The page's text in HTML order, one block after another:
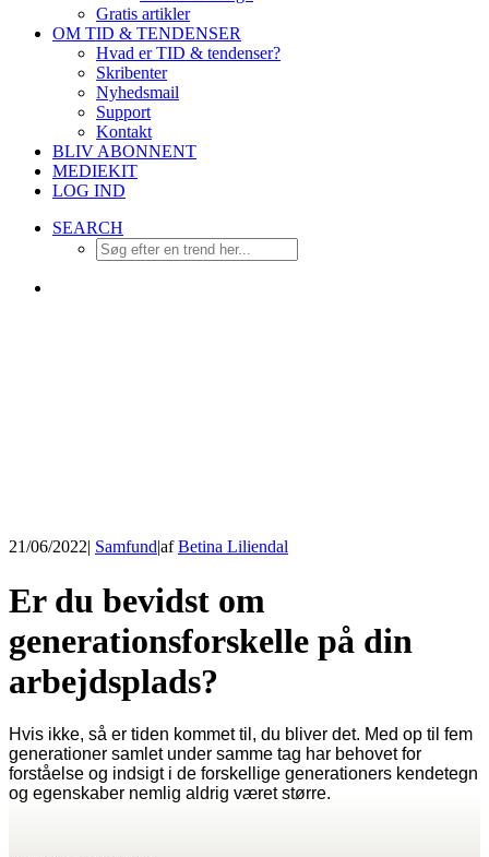
Gratis artikler
OM TID & TENDENSER
Hvad er TID & tendenser?
Skribenter
Nyhedsmail
Support
Kontakt
BLIV ABONNENT
MEDIEKIT
LOG IND
SEARCH
21/06/2022| Samfund|afBetina Liliendal
Er du bevidst om
generationsforskelle på din
arbejdsplads?
Hvis ikke, så er tiden kommet til, du bliver det. Med op til fem
generationer samlet under samme tag har behovet for
forståelse og indsigt i de forskellige generationers kendetegn
og egenskaber nemlig aldrig været større.